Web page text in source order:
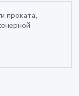
проката,